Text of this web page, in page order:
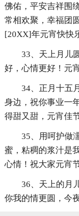
佛佑，平安吉祥围
常相欢聚，幸福团
[20XX]年元宵快快
33、天上月儿
好，心情更好！元
34、正月十五
身边，祝你事业一
得甜又甜，元宵佳
35、用呵护做
蜜，粘稠的浆汁是
心情！祝大家元宵
36、天上的月
你我的情更圆，今